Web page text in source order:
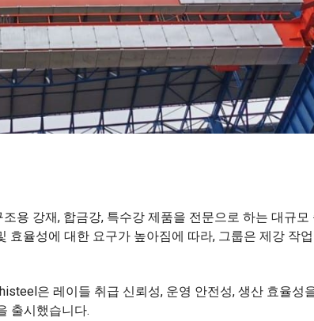
용 강재, 합금강, 특수강 제품을 전문으로 하는 대규
효율성에 대한 요구가 높아짐에 따라, 그룹은 제강 작
은 레이들 취급 신뢰성, 운영 안전성, 생산 효율성
출시했습니다.